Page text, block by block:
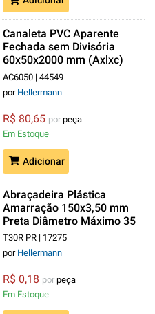
Canaleta PVC Aparente
Fechada sem Divisória
60x50x2000 mm (Axlxc)
com Tampa Branca
Helaclima
AC6050 | 44549
por Hellermann
R$ 80,65 por peça
Em Estoque
Adicionar
Abraçadeira Plástica
Amarração 150x3,50 mm
Preta Diâmetro Máximo 35
mm
T30R PR | 17275
por Hellermann
R$ 0,18 por peça
Em Estoque